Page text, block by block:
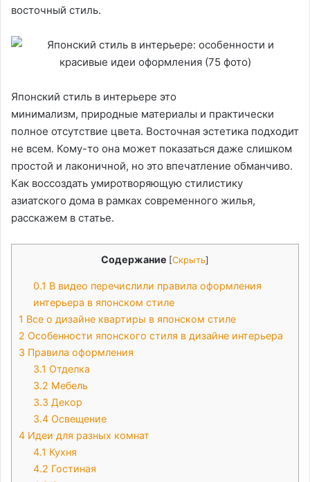
восточный стиль.
Японский стиль в интерьере это
минимализм, природные материалы и практически
полное отсутствие цвета. Восточная эстетика подходит
не всем. Кому-то она может показаться даже слишком
простой и лаконичной, но это впечатление обманчиво.
Как воссоздать умиротворяющую стилистику
азиатского дома в рамках современного жилья,
расскажем в статье.
Содержание [Скрыть]
0.1 В видео перечислили правила оформления
интерьера в японском стиле
1 Все о дизайне квартиры в японском стиле
2 Особенности японского стиля в дизайне интерьера
3 Правила оформления
3.1 Отделка
3.2 Мебель
3.3 Декор
3.4 Освещение
4 Идеи для разных комнат
4.1 Кухня
4.2 Гостиная